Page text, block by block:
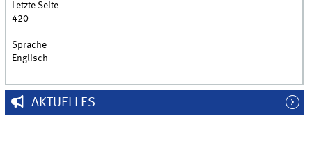
Letzte Seite
420
Sprache
Englisch
AKTUELLES